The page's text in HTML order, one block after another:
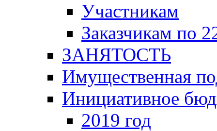
Участникам
Заказчикам по
ЗАНЯТОСТЬ
Имущественная
Инициативное
2019 год